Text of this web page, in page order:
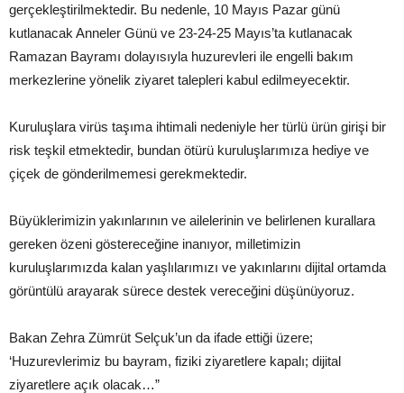
gerçekleştirilmektedir. Bu nedenle, 10 Mayıs Pazar günü
kutlanacak Anneler Günü ve 23-24-25 Mayıs’ta kutlanacak
Ramazan Bayramı dolayısıyla huzurevleri ile engelli bakım
merkezlerine yönelik ziyaret talepleri kabul edilmeyecektir.
Kuruluşlara virüs taşıma ihtimali nedeniyle her türlü ürün girişi bir
risk teşkil etmektedir, bundan ötürü kuruluşlarımıza hediye ve
çiçek de gönderilmemesi gerekmektedir.
Büyüklerimizin yakınlarının ve ailelerinin ve belirlenen kurallara
gereken özeni göstereceğine inanıyor, milletimizin
kuruluşlarımızda kalan yaşlılarımızı ve yakınlarını dijital ortamda
görüntülü arayarak sürece destek vereceğini düşünüyoruz.
Bakan Zehra Zümrüt Selçuk’un da ifade ettiği üzere;
‘Huzurevlerimiz bu bayram, fiziki ziyaretlere kapalı; dijital
ziyaretlere açık olacak…”